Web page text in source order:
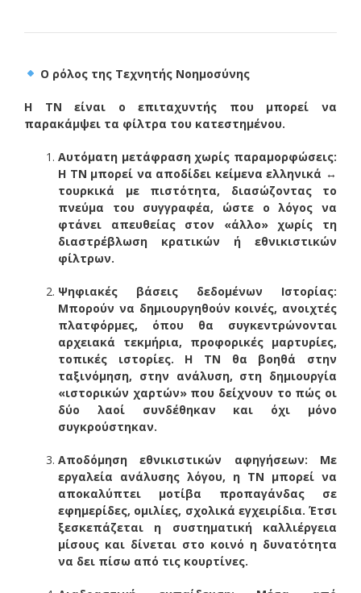
Ο ρόλος της Τεχνητής Νοημοσύνης
Η ΤΝ είναι ο επιταχυντής που μπορεί να
παρακάμψει τα φίλτρα του κατεστημένου.
Αυτόματη μετάφραση χωρίς παραμορφώσεις:
Η ΤΝ μπορεί να αποδίδει κείμενα ελληνικά ↔
τουρκικά με πιστότητα, διασώζοντας το
πνεύμα του συγγραφέα, ώστε ο λόγος να
φτάνει απευθείας στον «άλλο» χωρίς τη
διαστρέβλωση κρατικών ή εθνικιστικών
φίλτρων.
Ψηφιακές βάσεις δεδομένων Ιστορίας:
Μπορούν να δημιουργηθούν κοινές, ανοιχτές
πλατφόρμες, όπου θα συγκεντρώνονται
αρχειακά τεκμήρια, προφορικές μαρτυρίες,
τοπικές ιστορίες. Η ΤΝ θα βοηθά στην
ταξινόμηση, στην ανάλυση, στη δημιουργία
«ιστορικών χαρτών» που δείχνουν το πώς οι
δύο λαοί συνδέθηκαν και όχι μόνο
συγκρούστηκαν.
Αποδόμηση εθνικιστικών αφηγήσεων: Με
εργαλεία ανάλυσης λόγου, η ΤΝ μπορεί να
αποκαλύπτει μοτίβα προπαγάνδας σε
εφημερίδες, ομιλίες, σχολικά εγχειρίδια. Έτσι
ξεσκεπάζεται η συστηματική καλλιέργεια
μίσους και δίνεται στο κοινό η δυνατότητα
να δει πίσω από τις κουρτίνες.